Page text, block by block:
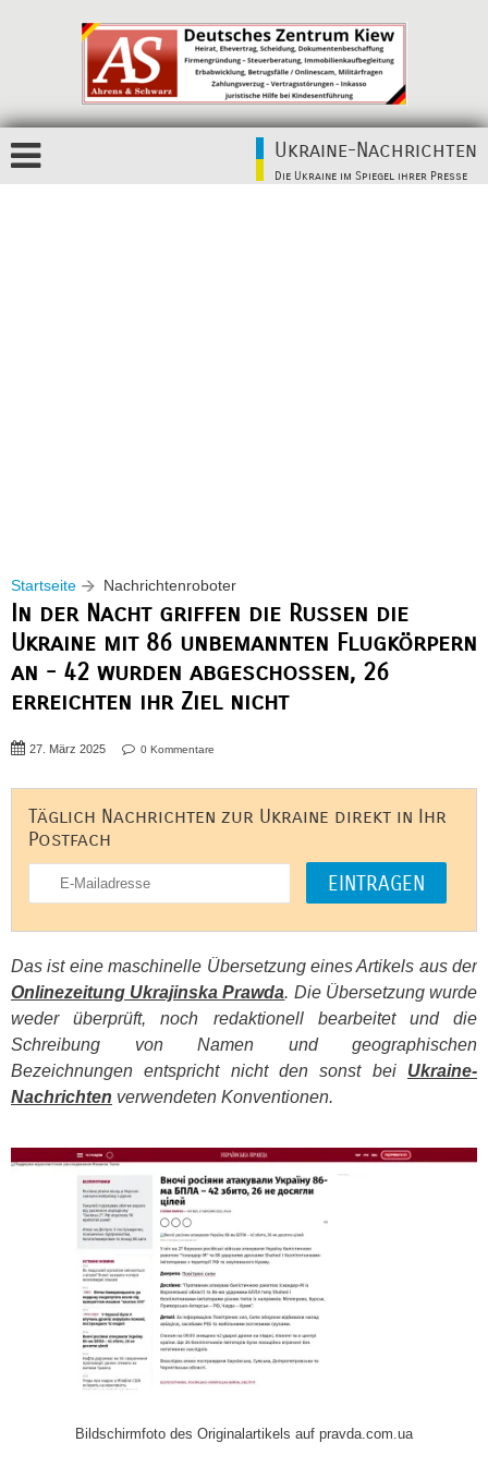
Ukraine-Nachrichten
Die Ukraine im Spiegel ihrer Presse
Startseite Nachrichtenroboter
In der Nacht griffen die Russen die
Ukraine mit 86 unbemannten Flugkörpern
an - 42 wurden abgeschossen, 26
erreichten ihr Ziel nicht
27. März 2025 0 Kommentare
Täglich Nachrichten zur Ukraine direkt in Ihr
Postfach
Das ist eine maschinelle Übersetzung eines Artikels aus der
Onlinezeitung Ukrajinska Prawda. Die Übersetzung wurde
weder überprüft, noch redaktionell bearbeitet und die
Schreibung von Namen und geographischen
Bezeichnungen entspricht nicht den sonst bei Ukraine-
Nachrichten verwendeten Konventionen.
Bildschirmfoto des Originalartikels auf pravda.com.ua